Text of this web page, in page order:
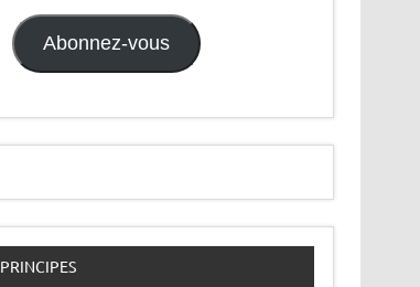
Abonnez-vous
PRINCIPES